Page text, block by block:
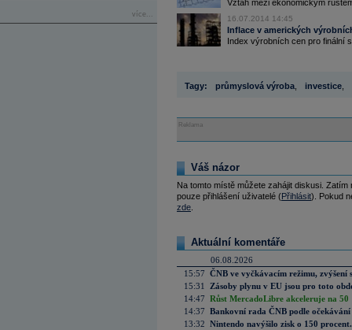
více...
Vztah mezi ekonomickým
16.07.2014 14:45
Inflace v amerických
Index výrobních cen pro finální
Tagy: průmyslová výroba investice
Reklama
Váš názor
Na tomto místě můžete zahájit diskusi.
pouze přihlášení uživatelé (Přihlásit). Pokud
zde
Aktuální komentáře
06.08.2026
15:57 ČNB ve vyčkávacím režimu, zvýšení
15:31
Zásoby plynu v EU jsou pro toto
14:47 Růst MercadoLibre akceleruje na
14:37 Bankovní rada ČNB podle
13:32 Nintendo navýšilo zisk o 150